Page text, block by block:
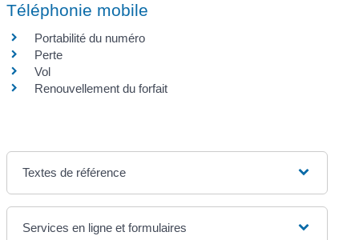
Téléphonie mobile
Portabilité du numéro
Perte
Vol
Renouvellement du forfait
Textes de référence
Services en ligne et formulaires